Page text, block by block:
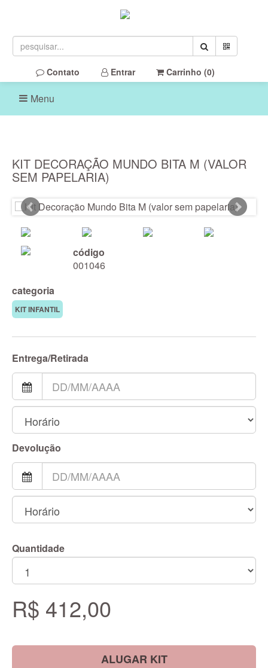
Contato Entrar Carrinho (0)
Menu
KIT DECORAÇÃO MUNDO BITA M (VALOR
SEM PAPELARIA)
código
001046
categoria
KIT INFANTIL
Entrega/Retirada
Devolução
Quantidade
R$ 412,00
ALUGAR KIT